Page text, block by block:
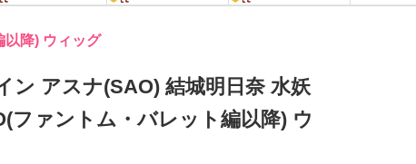
以降) ウィッグ
ン アスナ(SAO) 結城明日奈 水妖
ファントム・バレット編以降) ウ